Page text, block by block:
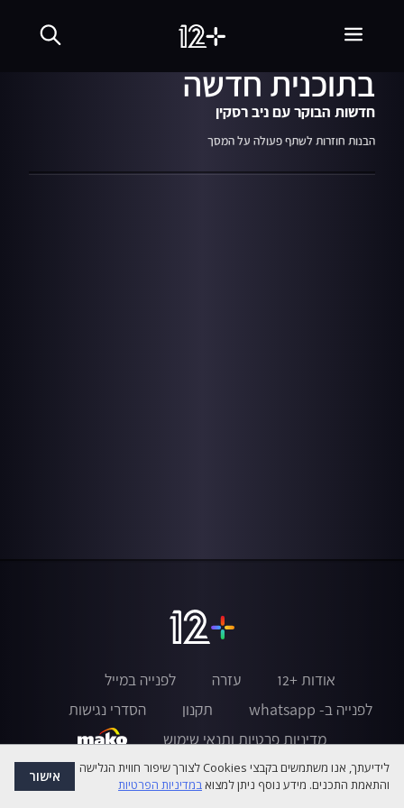
דנה גרוצקי ומעיין אדם
בתוכנית חדשה
חדשות הבוקר עם ניב רסקין
הבנות חוזרות לשתף פעולה על המסך
אודות +12 עזרה
לפנייה במייל
לפנייה ב- whatsapp
תקנון
הסדרי נגישות
מדיניות פרטיות ותנאי שימוש
לידיעתך, אנו משתמשים בקבצי Cookies לצורך שיפור חווית הגלישה
והתאמת התכנים. מידע נוסף ניתן למצואבמדיניות הפרטיות אישור